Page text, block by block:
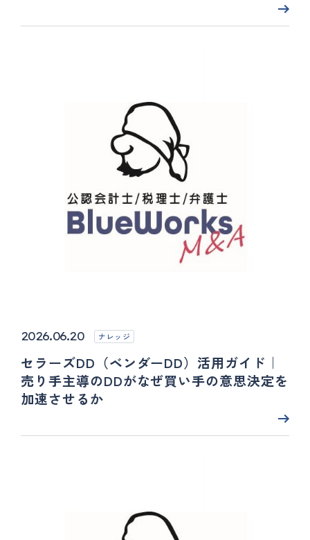
2026.06.20 ナレッジ
セラーズDD（ベンダーDD）活用ガイド｜
売り手主導のDDがなぜ買い手の意思決定を
加速させるか